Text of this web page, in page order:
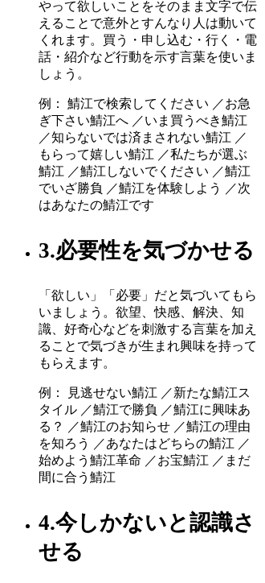
やって欲しいことをそのまま文字で伝
えることで意外とすんなり人は動いて
くれます。買う・申し込む・行く・電
話・紹介など行動を示す言葉を使いま
しょう。
例： 鯖江で検索してください ／お急
ぎ下さい鯖江へ ／いま買うべき鯖江
／知らないでは済まされない鯖江 ／
もらって嬉しい鯖江 ／私たちが選ぶ
鯖江 ／鯖江しないでください ／鯖江
でいざ勝負 ／鯖江を体験しよう ／次
はあなたの鯖江です
3.必要性を気づかせる
「欲しい」「必要」だと気づいてもら
いましょう。欲望、快感、解決、知
識、好奇心などを刺激する言葉を加え
ることで気づきが生まれ興味を持って
もらえます。
例： 見逃せない鯖江 ／新たな鯖江ス
タイル ／鯖江で勝負 ／鯖江に興味あ
る？ ／鯖江のお知らせ ／鯖江の理由
を知ろう ／あなたはどちらの鯖江 ／
始めよう鯖江革命 ／お宝鯖江 ／まだ
間に合う鯖江
4.今しかないと認識さ
せる